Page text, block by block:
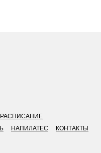
РАСПИСАНИЕ
НАПИЛАТЕС КОНТАКТЫ